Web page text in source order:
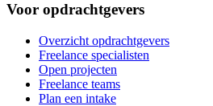
Voor opdrachtgevers
Overzicht opdrachtgevers
Freelance specialisten
Open projecten
Freelance teams
Plan een intake